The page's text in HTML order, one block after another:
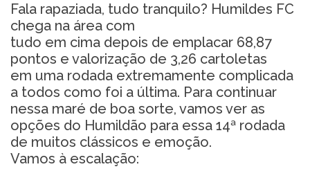
Fala rapaziada, tudo tranquilo? Humildes FC
chega na área com
tudo em cima depois de emplacar 68,87
pontos e valorização de 3,26 cartoletas
em uma rodada extremamente complicada
a todos como foi a última. Para continuar
nessa maré de boa sorte, vamos ver as
opções do Humildão para essa 14ª rodada
de muitos clássicos e emoção.
Vamos à escalação: